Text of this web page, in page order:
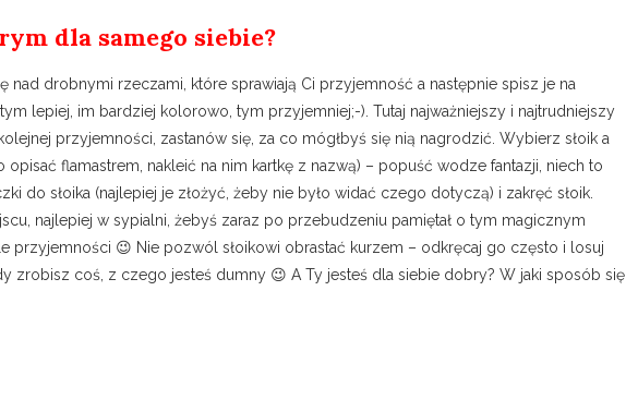
dla samego siebie?
nad drobnymi rzeczami, które sprawiają Ci przyjemność a następnie spisz je na
lepiej, im bardziej kolorowo, tym przyjemniej;-). Tutaj najważniejszy i najtrudniejszy
przyjemności, zastanów się, za co mógłbyś się nią nagrodzić. Wybierz słoik a
opisać flamastrem, nakleić na nim kartkę z nazwą) – popuść wodze fantazji, niech to
do słoika (najlepiej je złożyć, żeby nie było widać czego dotyczą) i zakręć słoik.
najlepiej w sypialni, żebyś zaraz po przebudzeniu pamiętał o tym magicznym
przyjemności 😉 Nie pozwól słoikowi obrastać kurzem – odkręcaj go często i losuj
zrobisz coś, z czego jesteś dumny 😉 A Ty jesteś dla siebie dobry? W jaki sposób się